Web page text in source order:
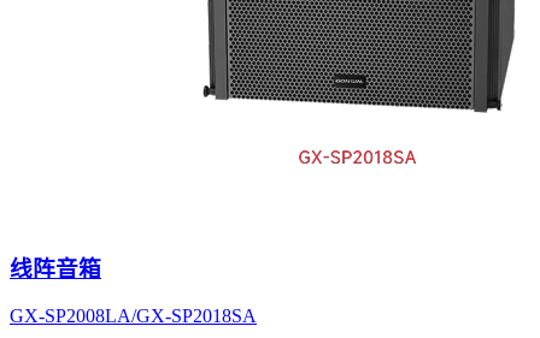
线阵音箱
GX-SP2008LA/GX-SP2018SA